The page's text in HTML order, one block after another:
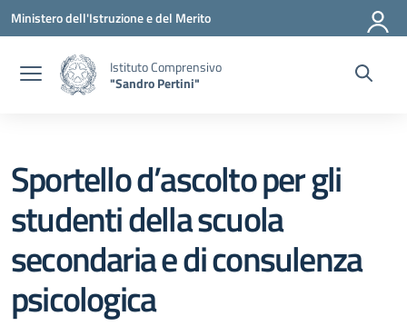
Vai ai contenuti
Vai al menu di navigazione
Vai al footer
Ministero dell'Istruzione e del Merito
Istituto Comprensivo
"Sandro Pertini"
Sportello d’ascolto per gli
studenti della scuola
secondaria e di consulenza
psicologica